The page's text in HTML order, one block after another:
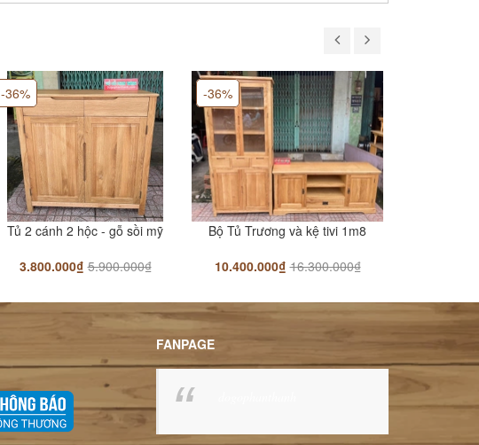
Tủ 2 cánh 2 hộc - gỗ sồi mỹ
3.800.000₫ 5.900.000₫
-36%
Bộ Tủ Trương và kệ tivi 1m8
10.400.000₫ 16.300.000₫
-36%
FANPAGE